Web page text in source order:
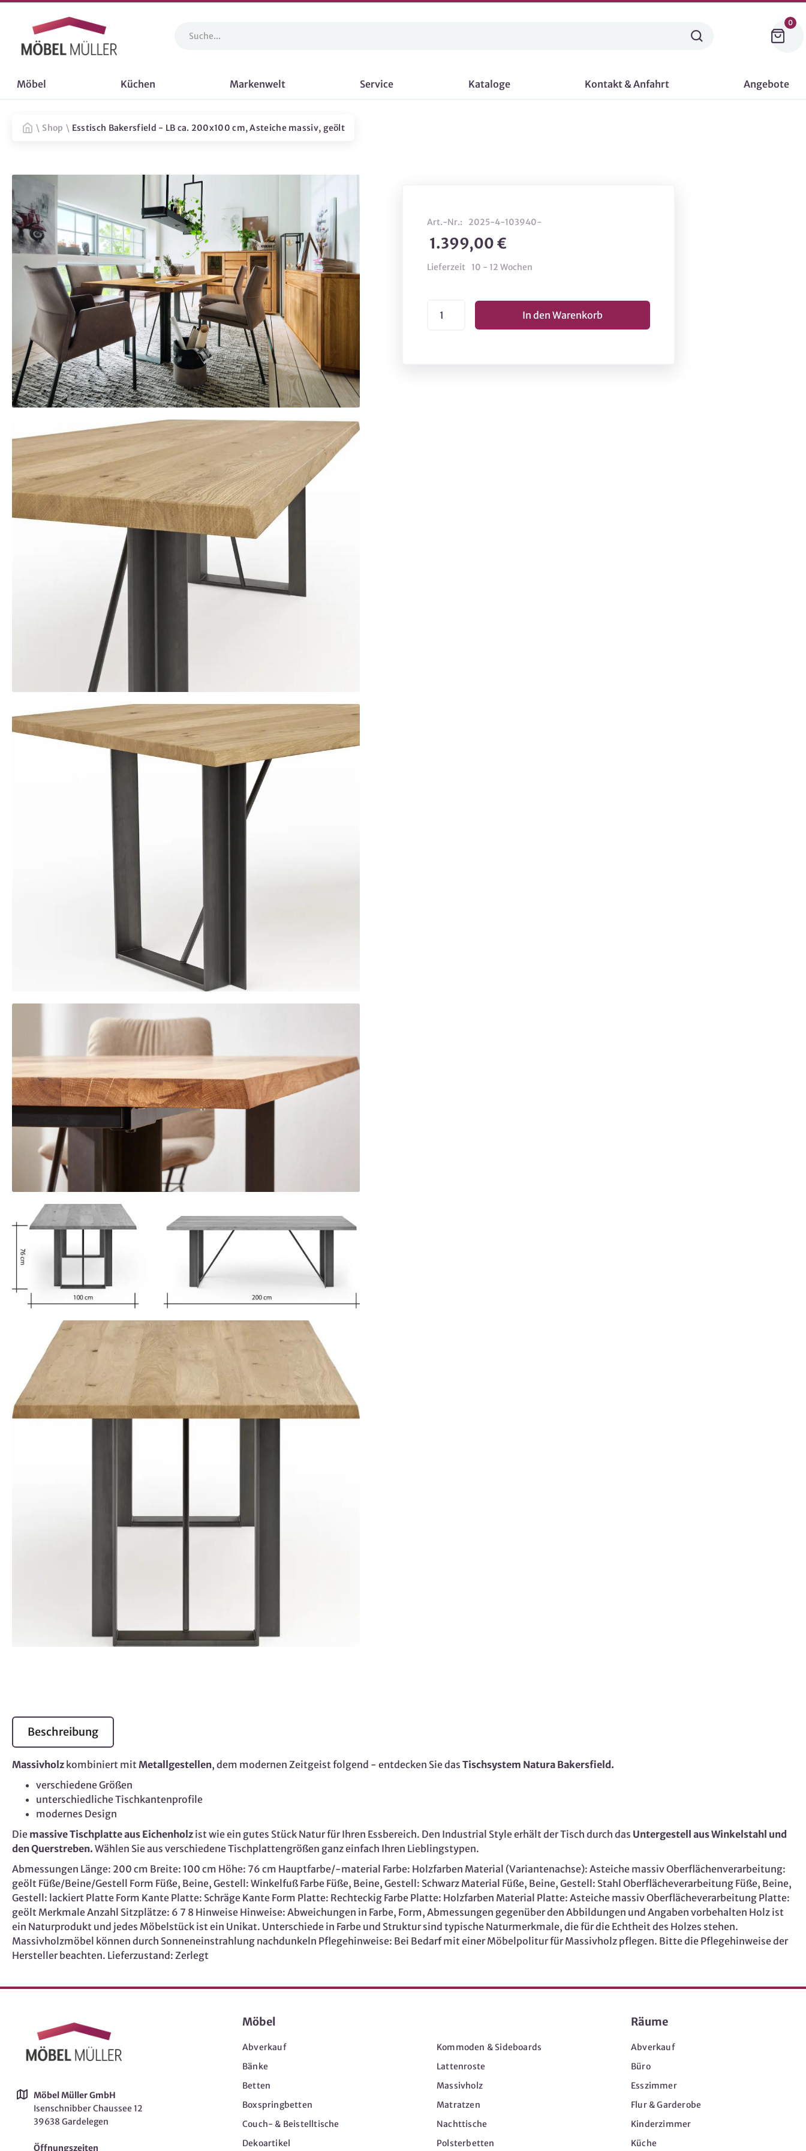
0
Möbel Küchen Markenwelt Service Kataloge Kontakt & Anfahrt Angebote
\ Shop \ Esstisch Bakersfield - LB ca. 200x100 cm, Asteiche massiv, geölt
Art.-Nr.: 2025-4-103940-
1.399,00 €
Lieferzeit 10 - 12 Wochen
Beschreibung
Massivholz kombiniert mitMetallgestellen, dem modernen Zeitgeist folgend - entdecken Sie das Tischsystem Natura Bakersfield.
verschiedene Größen
unterschiedliche Tischkantenprofile
modernes Design
Die massive Tischplatte aus Eichenholz ist wie ein gutes Stück Natur für Ihren Essbereich. Den Industrial Style erhält der Tisch durch das Untergestell aus Winkelstahl und
den Querstreben. Wählen Sie aus verschiedene Tischplattengrößen ganz einfach Ihren Lieblingstypen.
Abmessungen Länge: 200 cm Breite: 100 cm Höhe: 76 cm Hauptfarbe/-material Farbe: Holzfarben Material (Variantenachse): Asteiche massiv Oberflächenverarbeitung:
geölt Füße/Beine/Gestell Form Füße, Beine, Gestell: Winkelfuß Farbe Füße, Beine, Gestell: Schwarz Material Füße, Beine, Gestell: Stahl Oberflächeverarbeitung Füße, Beine,
Gestell: lackiert Platte Form Kante Platte: Schräge Kante Form Platte: Rechteckig Farbe Platte: Holzfarben Material Platte: Asteiche massiv Oberflächeverarbeitung Platte:
geölt Merkmale Anzahl Sitzplätze: 6 7 8 Hinweise Hinweise: Abweichungen in Farbe, Form, Abmessungen gegenüber den Abbildungen und Angaben vorbehalten Holz ist
ein Naturprodukt und jedes Möbelstück ist ein Unikat. Unterschiede in Farbe und Struktur sind typische Naturmerkmale, die für die Echtheit des Holzes stehen.
Massivholzmöbel können durch Sonneneinstrahlung nachdunkeln Pflegehinweise: Bei Bedarf mit einer Möbelpolitur für Massivholz pflegen. Bitte die Pflegehinweise der
Hersteller beachten. Lieferzustand: Zerlegt
Möbel Müller GmbH
Isenschnibber Chaussee 12
39638 Gardelegen
Öffnungszeiten
Möbel
Abverkauf
Bänke
Betten
Boxspringbetten
Couch- & Beistelltische
Dekoartikel
Kommoden & Sideboards
Lattenroste
Massivholz
Matratzen
Nachttische
Polsterbetten
Räume
Abverkauf
Büro
Esszimmer
Flur & Garderobe
Kinderzimmer
Küche